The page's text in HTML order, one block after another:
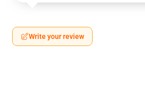
Write your review